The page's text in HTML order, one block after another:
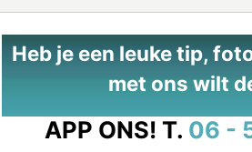
Heb je een leuke tip,
met ons wilt
APP ONS! T. 06 -